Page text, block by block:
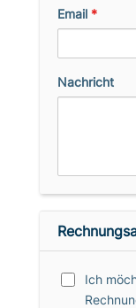
Email *
Nachricht
Ich